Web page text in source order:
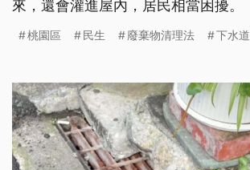
來，還會灌進屋內，居民相當困擾。
桃園區 民生 廢棄物清理法 下水道